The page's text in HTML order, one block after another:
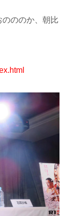
ののか、朝比